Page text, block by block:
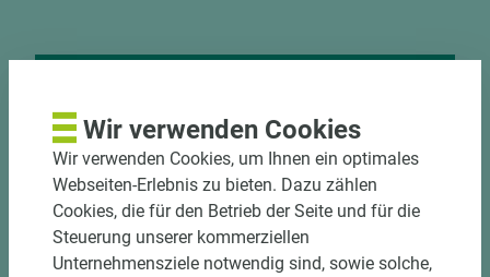
Nutzen Sie unseren
Zuschnittservice
Bekantungsfähiger Fixmaßzuschnitt maßhaltig
und winkelgenau
Hohe und präzise Leistung durch
halbautomatische Beschickung
Wir verwenden Cookies
Wir verwenden Cookies, um Ihnen ein optimales
Webseiten-Erlebnis zu bieten. Dazu zählen
Cookies, die für den Betrieb der Seite und für die
Steuerung unserer kommerziellen
Unternehmensziele notwendig sind, sowie solche,